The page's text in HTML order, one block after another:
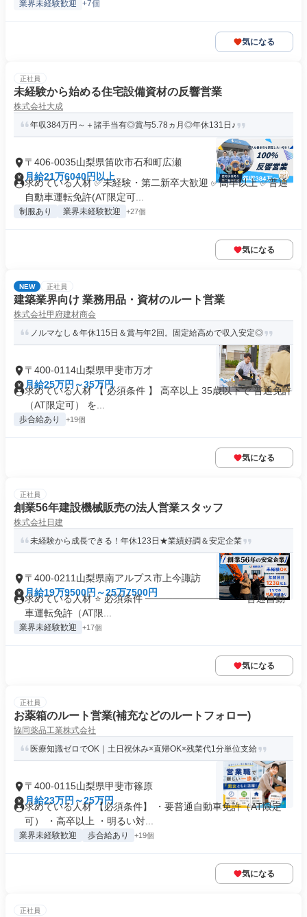
業界未経験歓迎 +7個
気になる
正社員
未経験から始める住宅設備資材の反響営業
株式会社大成
年収384万円～＋諸手当有◎賞与5.78ヵ月◎年休131日♪
〒406-0035山梨県笛吹市石和町広瀬
月給21万6040円以上
求めている人材 ✅未経験・第二新卒大歓迎 ✅高卒以上 ✅普通
自動車運転免許(AT限定可...
制服あり 業界未経験歓迎 +27個
気になる
NEW 正社員
建築業界向け 業務用品・資材のルート営業
株式会社甲府建材商会
ノルマなし＆年休115日＆賞与年2回。固定給高めで収入安定◎
〒400-0114山梨県甲斐市万才
月給25万円～35万円
求めている人材 【 必須条件 】 高卒以上 35歳以下で 普通免許
（AT限定可） を...
歩合給あり +19個
気になる
正社員
創業56年建設機械販売の法人営業スタッフ
株式会社日建
未経験から成長できる！年休123日★業績好調＆安定企業
〒400-0211山梨県南アルプス市上今諏訪
月給19万9500円～25万7500円
求めている人材 ⭐ 必須条件 ───────────── ・普通自動
車運転免許（AT限...
業界未経験歓迎 +17個
気になる
正社員
お薬箱のルート営業(補充などのルートフォロー)
協同薬品工業株式会社
医療知識ゼロでOK｜土日祝休み×直帰OK×残業代1分単位支給
〒400-0115山梨県甲斐市篠原
月給23万円～25万円
求めている人材 【必須条件】 ・要普通自動車免許（AT限定
可） ・高卒以上 ・明るい対...
業界未経験歓迎 歩合給あり +19個
気になる
正社員